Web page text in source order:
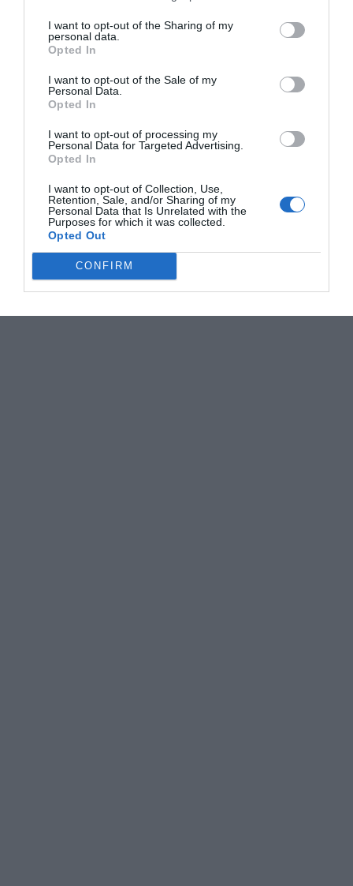
I want to opt-out of the Sharing of my
personal data.
Opted In
I want to opt-out of the Sale of my
Personal Data.
Opted In
I want to opt-out of processing my
Personal Data for Targeted Advertising.
Opted In
I want to opt-out of Collection, Use,
Retention, Sale, and/or Sharing of my
Personal Data that Is Unrelated with the
Purposes for which it was collected.
Opted Out
CONFIRM